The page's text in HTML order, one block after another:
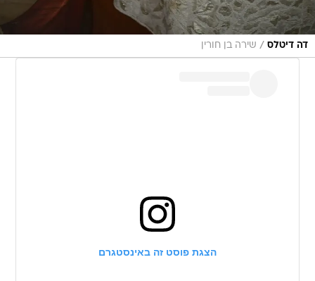
דה דיטלס / שירה בן חורין
הצגת פוסט זה באינסטגרם